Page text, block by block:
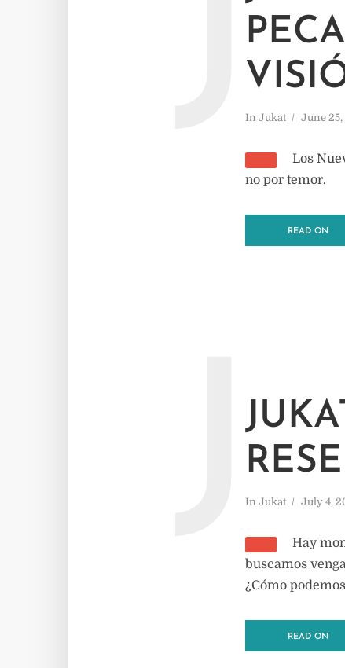
In Jukat June
J
Los
no por temor.
READ ON
In Jukat July 4,
J
Hay
buscamos
¿Cómo
READ ON